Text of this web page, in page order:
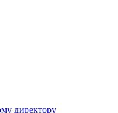
директору